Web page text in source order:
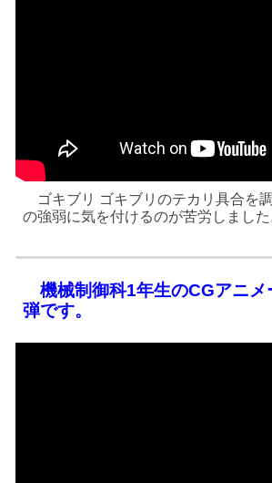
ゴキブリ ゴキブリのテカリ具合を
の強弱に気を付けるのが苦労しました
機械制御科1年生のCGアニメ
弾です。